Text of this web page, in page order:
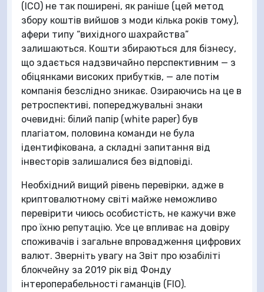
(ICO) не так поширені, як раніше (цей метод
збору коштів вийшов з моди кілька років тому),
афери типу “вихідного шахрайства”
залишаються. Кошти збираються для бізнесу,
що здається надзвичайно перспективним — з
обіцянками високих прибутків, — але потім
компанія безслідно зникає. Озираючись на це в
ретроспективі, попереджувальні знаки
очевидні: білий папір (white paper) був
плагіатом, половина команди не була
ідентифікована, а складні запитання від
інвесторів залишалися без відповіді.
Необхідний вищий рівень перевірки, адже в
криптовалютному світі майже неможливо
перевірити чиюсь особистість, не кажучи вже
про їхню репутацію. Усе це впливає на довіру
споживачів і загальне впровадження цифрових
валют. Зверніть увагу на Звіт про юзабіліті
блокчейну за 2019 рік від Фонду
інтероперабельності гаманців (FIO).